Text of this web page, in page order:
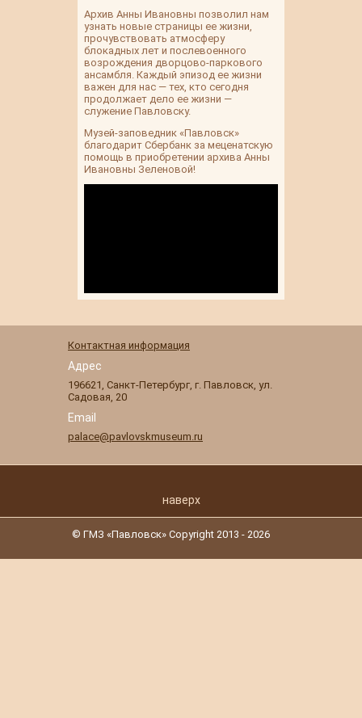
Архив Анны Ивановны позволил нам
узнать новые страницы ее жизни,
прочувствовать атмосферу
блокадных лет и послевоенного
возрождения дворцово-паркового
ансамбля. Каждый эпизод ее жизни
важен для нас — тех, кто сегодня
продолжает дело ее жизни —
служение Павловску.
Музей-заповедник «Павловск»
благодарит Сбербанк за меценатскую
помощь в приобретении архива Анны
Ивановны Зеленовой!
Контактная информация
Адрес
196621 , Санкт-Петербург, г. Павловск, ул.
Садовая, 20
Email
palace@pavlovskmuseum.ru
наверх
© ГМЗ «Павловск» Copyright 2013 - 2026